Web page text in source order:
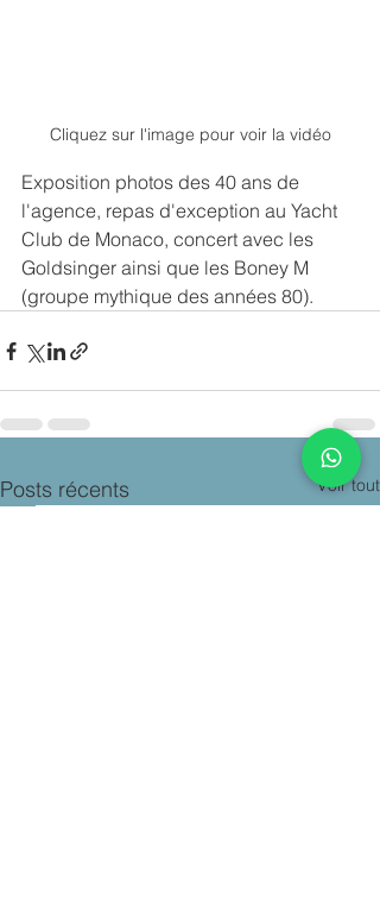
Cliquez sur l'image pour voir la vidéo
Exposition photos des 40 ans de
l'agence, repas d'exception au Yacht
Club de Monaco, concert avec les
Goldsinger ainsi que les Boney M
(groupe mythique des années 80).
Posts récents Voir tout